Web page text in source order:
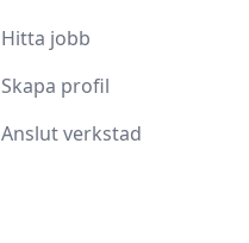
Hitta jobb
Skapa profil
Anslut verkstad